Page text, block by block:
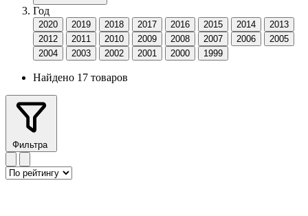
Год
2020 2019 2018 2017 2016 2015 2014
2013
2012
2011 2010 2009 2008 2007 2006
2005
2004
2003 2002 2001 2000 1999
Найдено 17 товаров
Фильтра